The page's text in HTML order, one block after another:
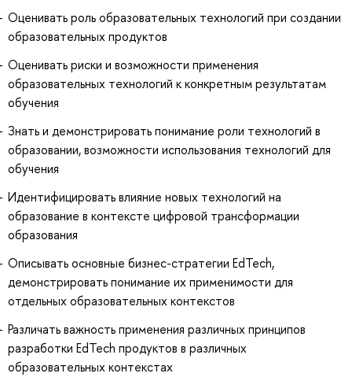
Оценивать роль образовательных технологий при создании
образовательных продуктов
Оценивать риски и возможности применения
образовательных технологий к конкретным результатам
обучения
Знать и демонстрировать понимание роли технологий в
образовании, возможности использования технологий для
обучения
Идентифицировать влияние новых технологий на
образование в контексте цифровой трансформации
образования
Описывать основные бизнес-стратегии EdTech,
демонстрировать понимание их применимости для
отдельных образовательных контекстов
Различать важность применения различных принципов
разработки EdTech продуктов в различных
образовательных контекстах